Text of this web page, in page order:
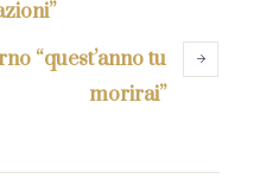
“quest’anno tu
morirai”